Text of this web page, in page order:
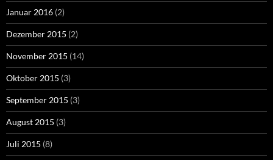
Januar 2016 (2)
Dezember 2015 (2)
November 2015 (14)
Oktober 2015 (3)
September 2015 (3)
August 2015 (3)
Juli 2015 (8)